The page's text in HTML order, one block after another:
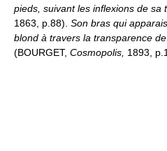
pieds, suivant les inflexions de sa
1863, p.88). Son bras qui
blond à travers la transparence
(BOURGET, Cosmopolis, 1893,